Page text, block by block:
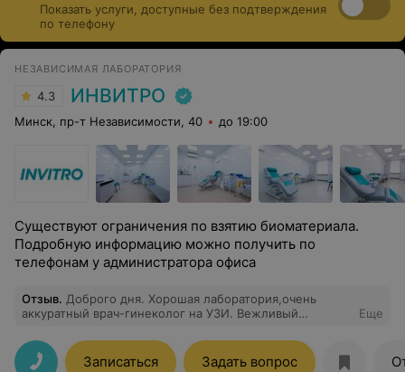
Показать услуги, доступные без подтверждения
по телефону
НЕЗАВИСИМАЯ ЛАБОРАТОРИЯ
4.3 ИНВИТРО
Минск, пр-т Независимости, 40 до 19:00
Существуют ограничения по взятию биоматериала.
Подробную информацию можно получить по
телефонам у администратора офиса
Отзыв. Доброго дня. Хорошая лаборатория,очень
аккуратный врач-гинеколог на УЗИ. Вежливый
приём можно день в день, приехать к назначенному
времени и попасть к врачу ровно в срок. Маленький,
Еще
Записаться Задать вопрос